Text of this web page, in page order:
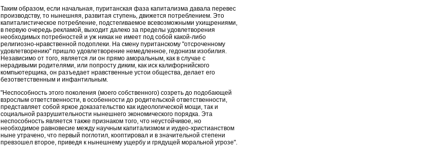
Таким образом, если начальная, пуританская фаза капитализма давала перевес
производству, то нынешняя, развитая ступень, движется потреблением. Это
капиталистическое потребление, подстегиваемое всевозможными ухищрениями,
в первую очередь рекламой, выходит далеко за пределы удовлетворения
необходимых потребностей и уж никак не имеет под собой какой-либо
религиозно-нравственной подоплеки. На смену пуританскому "отсроченному
удовлетворению" пришло удовлетворение немедленное, гедонизм изобилия.
Независимо от того, является ли он прямо аморальным, как в случае с
нерадивыми родителями, или попросту диким, как иск калифорнийского
компьютерщика, он разъедает нравственные устои общества, делает его
безответственным и инфантильным.
"Неспособность этого поколения (моего собственного) созреть до подобающей
взрослым ответственности, в особенности до родительской ответственности,
представляет собой яркое доказательство как идеологической мощи, так и
социальной разрушительности нынешнего экономического порядка. Эта
неспособность является также признаком того, что неустойчивое, но
необходимое равновесие между научным капитализмом и иудео-христианством
ныне утрачено, что первый поглотил, кооптировал и в значительной степени
превзошел второе, приведя к нынешнему ущербу и грядущей моральной угрозе".